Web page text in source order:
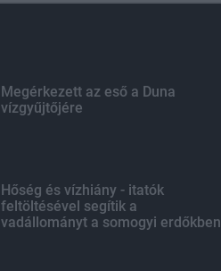
Megérkezett az eső a Duna
vízgyűjtőjére
Hőség és vízhiány - itatók
feltöltésével segítik a
vadállományt a somogyi erdőkben